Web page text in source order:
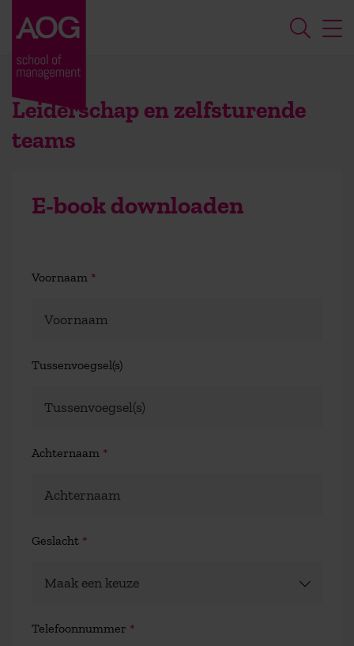
Leiderschap en zelfsturende
teams
E-book downloaden
Voornaam *
Tussenvoegsel(s)
Achternaam *
Geslacht *
Telefoonnummer *